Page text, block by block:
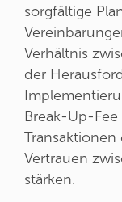
sorgfältige
Verhältnis
der
Break-Up-
Vertrauen
stärken.